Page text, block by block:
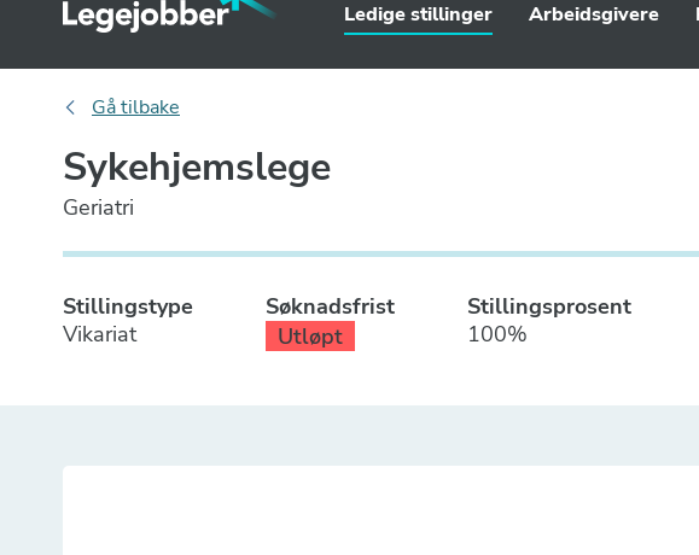
Ledige stillinger Arbeidsgivere
Gå tilbake
Sykehjemslege
Geriatri
Stillingstype
Vikariat
Søknadsfrist
Utløpt
Stillingsprosent
100%